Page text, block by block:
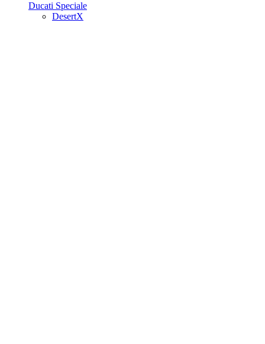
Ducati Speciale
DesertX